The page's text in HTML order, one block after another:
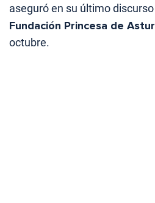
aseguró en su último
Fundación Princesa de
octubre.